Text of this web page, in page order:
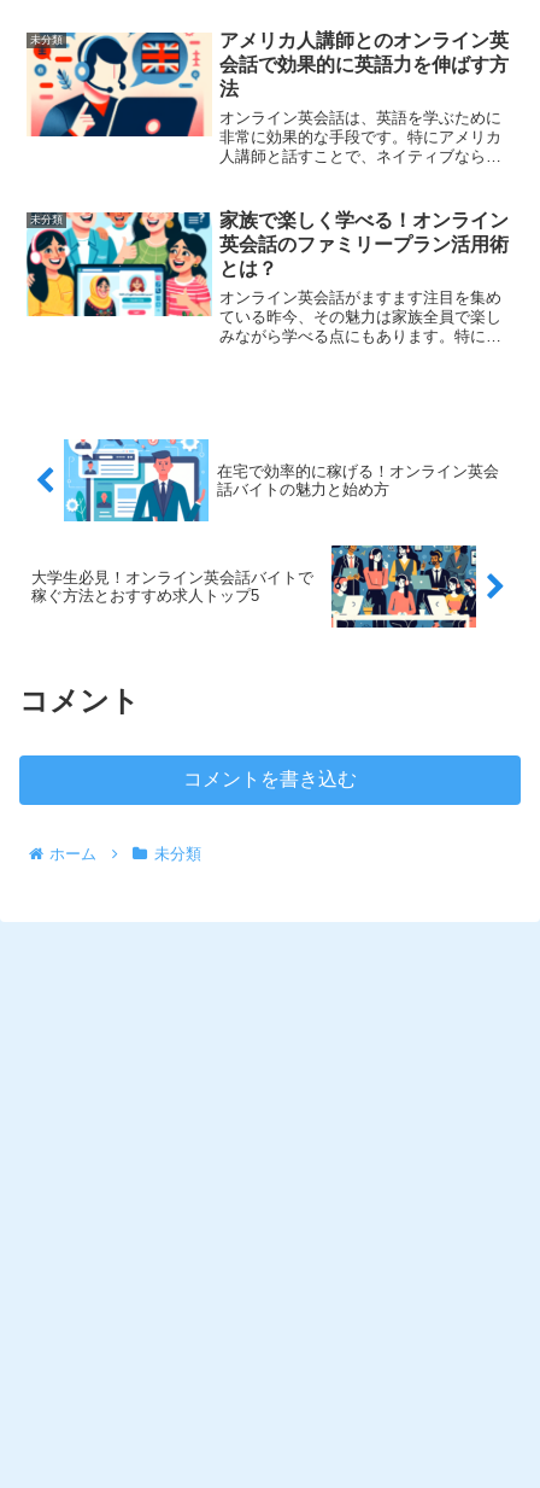
いでしょうか。この記事では、オンライ
ングループレッスンを活用し...
未分類
アメリカ人講師とのオンライン英
会話で効果的に英語力を伸ばす方
法
オンライン英会話は、英語を学ぶために
非常に効果的な手段です。特にアメリカ
人講師と話すことで、ネイティブならで
チャンスとなります。しかし、ただ授業
を受けるだけではその効果を...
未分類
家族で楽しく学べる！オンライン
英会話のファミリープラン活用術
とは？
オンライン英会話がますます注目を集め
ている昨今、その魅力は家族全員で楽し
みながら学べる点にもあります。特に、
在宅で効率的に稼げる！オンライン英会
話バイトの魅力と始め方
大学生必見！オンライン英会話バイトで
稼ぐ方法とおすすめ求人トップ5
コメント
コメントを書き込む
ホーム 未分類